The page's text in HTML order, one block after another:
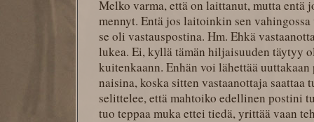
Melko varma, että on laittanut, mutta entä
mennyt. Entä jos laitoinkin sen
se oli vastauspostina. Hm. Ehkä
lukea. Ei, kyllä tämän hiljaisuuden täytyy
kuitenkaann. Enhän voi lähettää
naisina, koska sitten vastaanottaja saattaa
selittelee, että mahtoiko edellinen postini
tuo teppaa muka ettei tiedä, yrittää vaan